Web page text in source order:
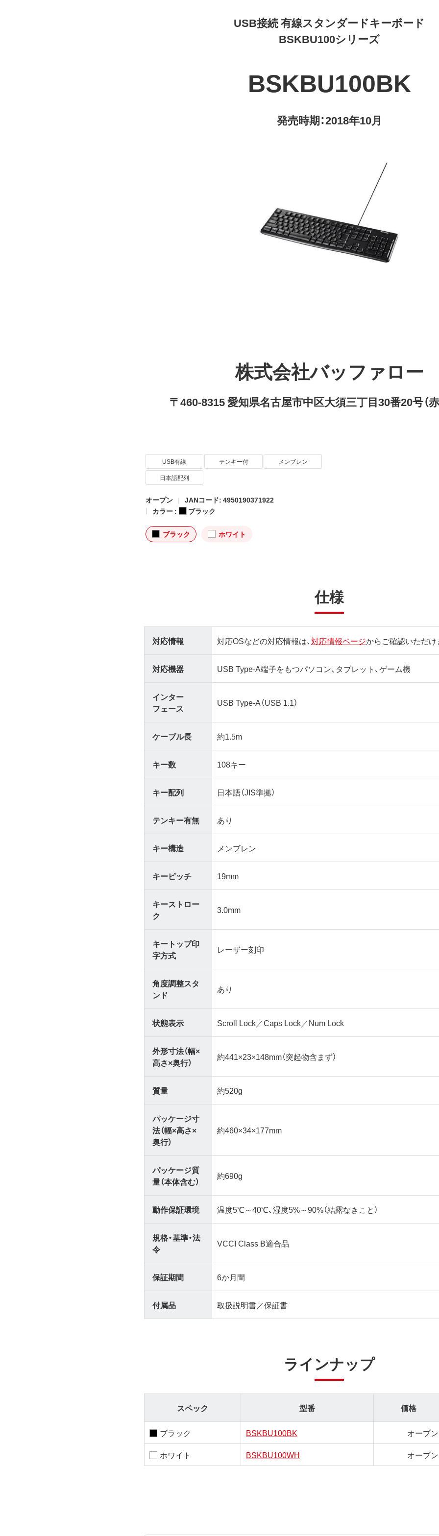
USB接続 有線スタンダードキーボード
BSKBU100シリーズ
BSKBU100BK
発売時期：2018年10月
株式会社バッファロー
〒460-8315 愛知県名古屋市中区大須三丁目30番20号（
USB有線 テンキー付
メンブレン
日本語配列
オープン
JANコード: 4950190371922
カラー :
ブラック
ブラック ホワイト
仕様
対応情報 対応OSなどの対応情報は、対応情報ページからご確認いただけ
対応機器 USB Type-A端子をもつパソコン、タブレット、ゲーム機
インター
フェース
USB Type-A（USB 1.1）
ケーブル長 約1.5m
キー数 108キー
キー配列 日本語（JIS準拠）
テンキー有無 あり
キー構造 メンブレン
キーピッチ 19mm
キーストロー
ク
3.0mm
キートップ印
字方式
レーザー刻印
角度調整スタ
ンド
あり
状態表示 Scroll Lock／Caps Lock／Num Lock
外形寸法（幅×
高さ×奥行）
約441×23×148mm（突起物含まず）
質量 約520g
パッケージ寸
法（幅×高さ×
奥行）
約460×34×177mm
パッケージ質
量（本体含む）
約690g
動作保証環境 温度5℃～40℃、湿度5%～90%（結露なきこと）
規格・基準・法
令
VCCI Class B適合品
保証期間 6か月間
付属品 取扱説明書／保証書
ラインナップ
スペック 型番 価格
ブラック BSKBU100BK
オープン
ホワイト
BSKBU100WH オープン